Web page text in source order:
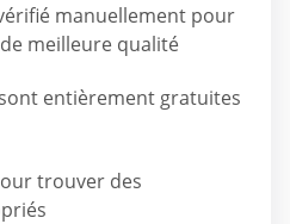
manuellement pour
meilleure qualité
entièrement gratuites
trouver des